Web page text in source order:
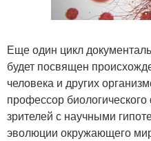
Еще один цикл
будет посвящен
человека и других
профессор
зрителей с научными
эволюции окружающего